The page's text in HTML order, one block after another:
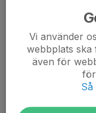
Vi använder
webbplats ska
även för